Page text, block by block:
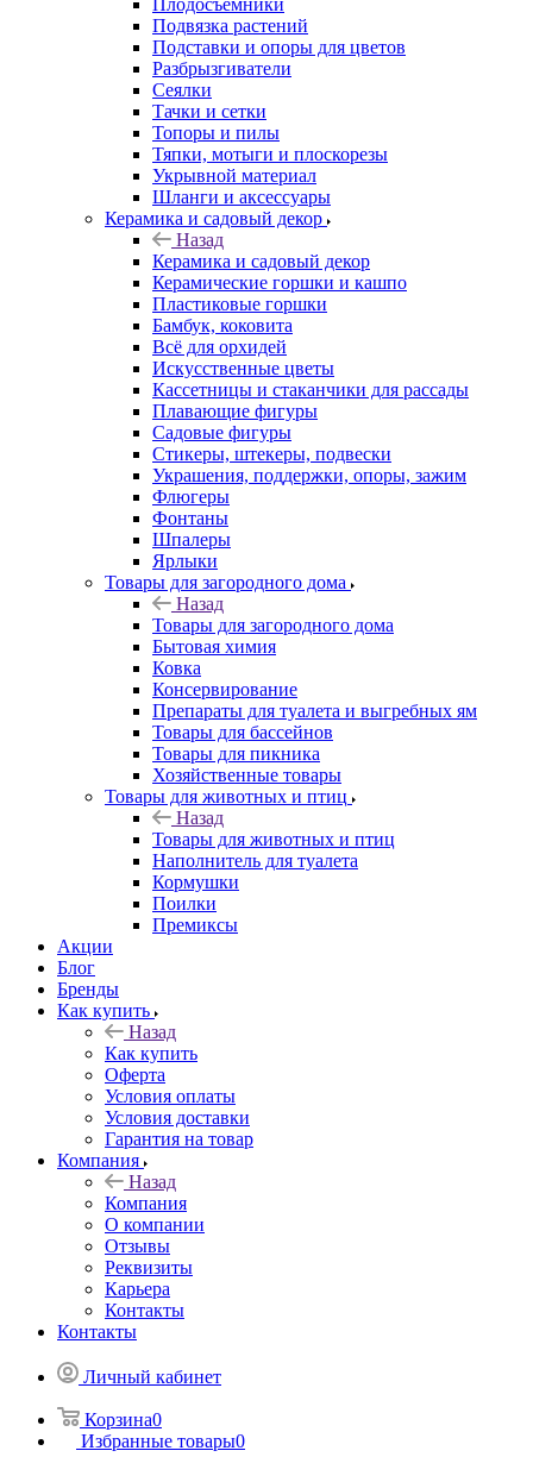
Плодосъемники
Подвязка растений
Подставки и опоры для цветов
Разбрызгиватели
Сеялки
Тачки и сетки
Топоры и пилы
Тяпки, мотыги и плоскорезы
Укрывной материал
Шланги и аксессуары
Керамика и садовый декор
Назад
Керамика и садовый декор
Керамические горшки и кашпо
Пластиковые горшки
Бамбук, коковита
Всё для орхидей
Искусственные цветы
Кассетницы и стаканчики для рассады
Плавающие фигуры
Садовые фигуры
Стикеры, штекеры, подвески
Украшения, поддержки, опоры, зажим
Флюгеры
Фонтаны
Шпалеры
Ярлыки
Товары для загородного дома
Назад
Товары для загородного дома
Бытовая химия
Ковка
Консервирование
Препараты для туалета и выгребных ям
Товары для бассейнов
Товары для пикника
Хозяйственные товары
Товары для животных и птиц
Назад
Товары для животных и птиц
Наполнитель для туалета
Кормушки
Поилки
Премиксы
Акции
Блог
Бренды
Как купить
Назад
Как купить
Оферта
Условия оплаты
Условия доставки
Гарантия на товар
Компания
Назад
Компания
О компании
Отзывы
Реквизиты
Карьера
Контакты
Контакты
Личный кабинет
Корзина0
Избранные товары0